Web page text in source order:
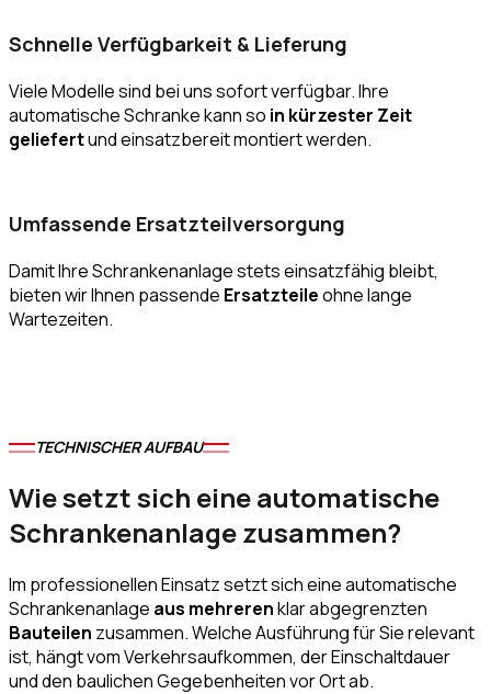
Schnelle Verfügbarkeit & Lieferung
Viele Modelle sind bei uns sofort verfügbar. Ihre
automatische Schranke kann so in kürzester Zeit
geliefertund einsatzbereit montiert werden.
Umfassende Ersatzteilversorgung
Damit Ihre Schrankenanlage stets einsatzfähig bleibt,
bieten wir Ihnen passende Ersatzteileohne lange
Wartezeiten.
TECHNISCHER AUFBAU
Wie setzt sich eine automatische
Schrankenanlage zusammen?
Im professionellen Einsatz setzt sich eine automatische
Schrankenanlage aus mehrerenklar abgegrenzten
Bauteilen zusammen. Welche Ausführung für Sie relevant
ist, hängt vom Verkehrsaufkommen, der Einschaltdauer
und den baulichen Gegebenheiten vor Ort ab.